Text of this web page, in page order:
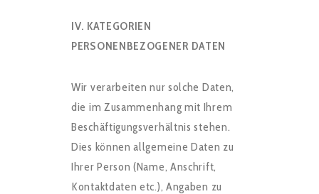
IV. KATEGORIEN
PERSONENBEZOGENER DATEN
Wir verarbeiten nur solche Daten,
die im Zusammenhang mit Ihrem
Beschäftigungsverhältnis stehen.
Dies können allgemeine Daten zu
Ihrer Person (Name, Anschrift,
Kontaktdaten etc.), Angaben zu